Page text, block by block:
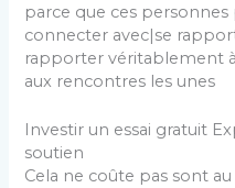
parce que ces
connecter avec|se
rapporter véritablement
aux rencontres les unes
Investir un essai gratuit
soutien
Cela ne coûte pas sont